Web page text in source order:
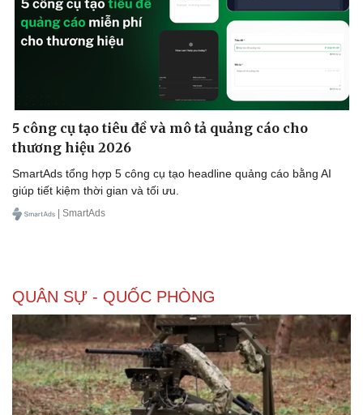
5 công cụ tạo tiêu đề và mô tả quảng cáo cho
thương hiệu 2026
SmartAds tổng hợp 5 công cụ tạo headline quảng cáo bằng AI
giúp tiết kiệm thời gian và tối ưu.
| SmartAds
QUÂN SỰ - QUỐC PHÒNG